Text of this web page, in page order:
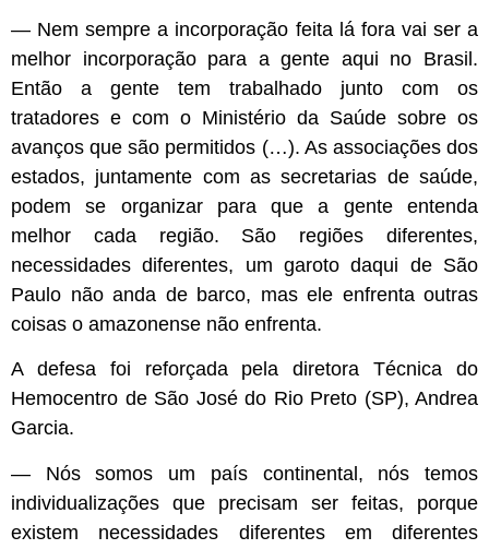
— Nem sempre a incorporação feita lá fora vai ser a
melhor incorporação para a gente aqui no Brasil.
Então a gente tem trabalhado junto com os
tratadores e com o Ministério da Saúde sobre os
avanços que são permitidos (…). As associações dos
estados, juntamente com as secretarias de saúde,
podem se organizar para que a gente entenda
melhor cada região. São regiões diferentes,
necessidades diferentes, um garoto daqui de São
Paulo não anda de barco, mas ele enfrenta outras
coisas o amazonense não enfrenta.
A defesa foi reforçada pela diretora Técnica do
Hemocentro de São José do Rio Preto (SP), Andrea
Garcia.
— Nós somos um país continental, nós temos
individualizações que precisam ser feitas, porque
existem necessidades diferentes em diferentes